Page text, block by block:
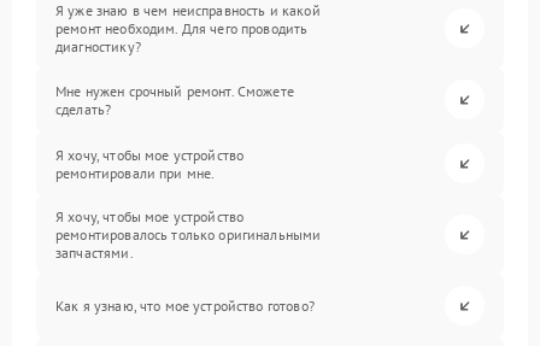
Я уже знаю в чем неисправность и какой
ремонт необходим. Для чего проводить
диагностику?
Мне нужен срочный ремонт. Сможете
сделать?
Я хочу, чтобы мое устройство
ремонтировали при мне.
Я хочу, чтобы мое устройство
ремонтировалось только оригинальными
запчастями.
Как я узнаю, что мое устройство готово?